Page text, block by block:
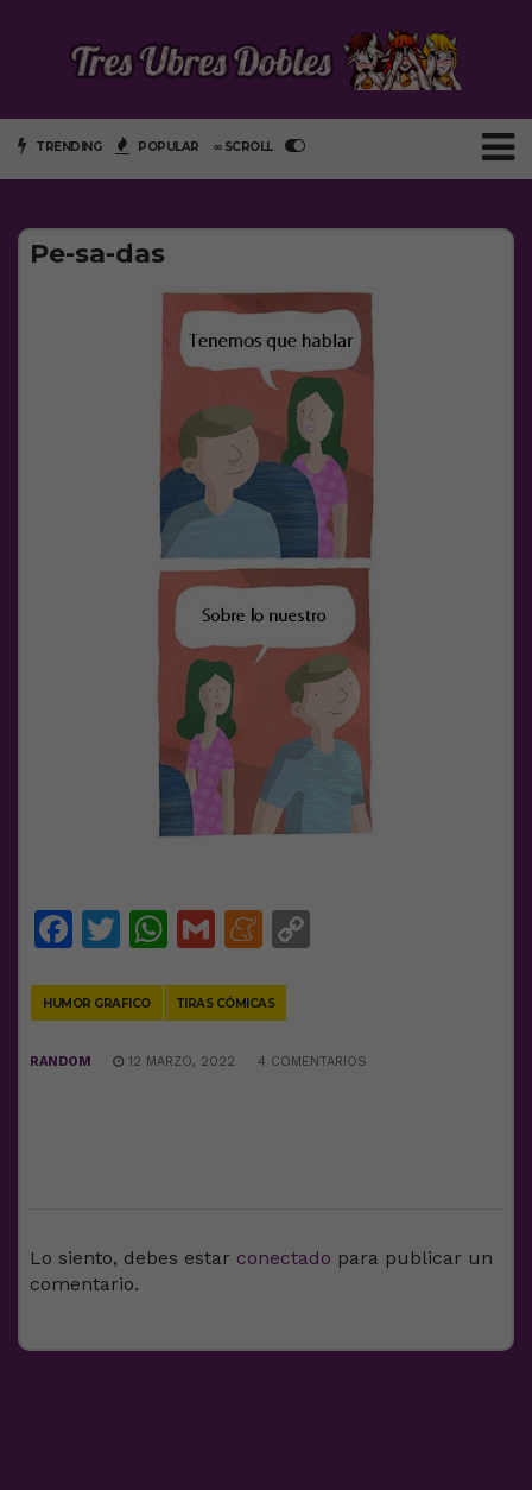
TRENDING POPULAR ∞ SCROLL
Pe-sa-das
Facebook
Twitter
WhatsApp
GmailMeneame
HUMOR GRAFICO TIRAS CÓMICAS
RANDOM 12 MARZO, 2022 4 COMENTARIOS
Lo siento, debes estar conectado para publicar un
comentario.